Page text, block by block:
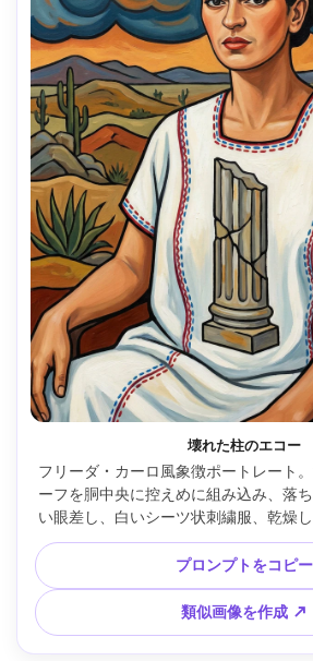
壊れた柱のエコー
フリーダ・カーロ風象徴ポートレート
ーフを胴中央に控えめに組み込み、落
い眼差し、白いシーツ状刺繍服、乾燥
平坦で鮮やかな色、太い輪郭、感情的
詳細、85mmレンズ、浅い被写界深度
ック照明 --ar 4:5
プロンプトをコピー
類似画像を作成 ↗